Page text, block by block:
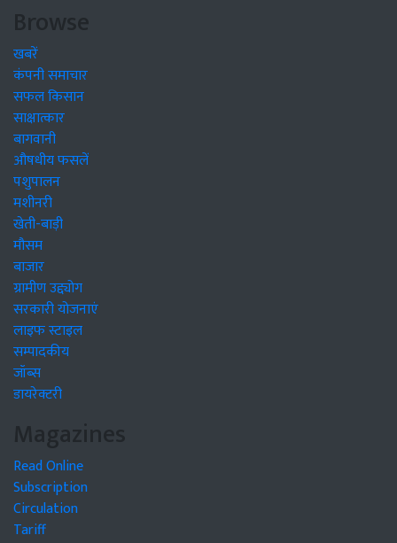
Browse
खबरें
कंपनी समाचार
सफल किसान
साक्षात्कार
बागवानी
औषधीय फसलें
पशुपालन
मशीनरी
खेती-बाड़ी
मौसम
बाजार
ग्रामीण उद्द्योग
सरकारी योजनाएं
लाइफ स्टाइल
सम्पादकीय
जॉब्स
डायरेक्टरी
Magazines
Read Online
Subscription
Circulation
Tariff